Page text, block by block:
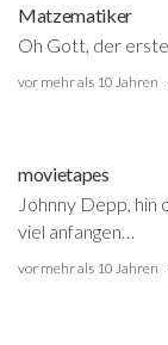
Matzematiker
Oh Gott, der
vor mehr als 10 Jahren
movietapes
Johnny Depp, hin
viel anfangen…
vor mehr als 10 Jahren